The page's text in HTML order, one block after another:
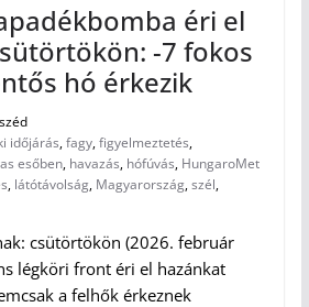
éri el
-7 fokos
hó érkezik
időjárás,fagy,figyelmeztetés,
esőben, havazás, hófúvás, HungaroMet
, látótávolság, Magyarország,szél,
csütörtökön (2026. február
légköri front éri el hazánkat
a felhők érkeznek